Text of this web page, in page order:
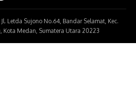
Letda Sujono No.64, Bandar Selamat, Kec.
Kota Medan, Sumatera Utara 20223